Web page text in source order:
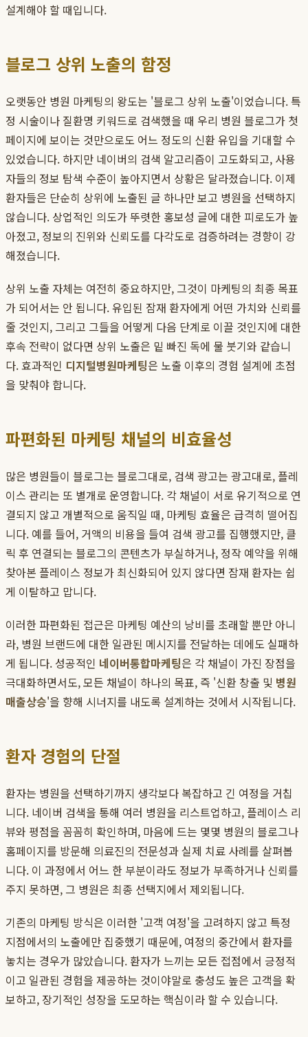
설계해야 할 때입니다.
블로그 상위 노출의 함정
오랫동안 병원 마케팅의 왕도는 '블로그 상위 노출'이었습니다. 특
정 시술이나 질환명 키워드로 검색했을 때 우리 병원 블로그가 첫
페이지에 보이는 것만으로도 어느 정도의 신환 유입을 기대할 수
있었습니다. 하지만 네이버의 검색 알고리즘이 고도화되고, 사용
자들의 정보 탐색 수준이 높아지면서 상황은 달라졌습니다. 이제
환자들은 단순히 상위에 노출된 글 하나만 보고 병원을 선택하지
않습니다. 상업적인 의도가 뚜렷한 홍보성 글에 대한 피로도가 높
아졌고, 정보의 진위와 신뢰도를 다각도로 검증하려는 경향이 강
해졌습니다.
상위 노출 자체는 여전히 중요하지만, 그것이 마케팅의 최종 목표
가 되어서는 안 됩니다. 유입된 잠재 환자에게 어떤 가치와 신뢰를
줄 것인지, 그리고 그들을 어떻게 다음 단계로 이끌 것인지에 대한
후속 전략이 없다면 상위 노출은 밑 빠진 독에 물 붓기와 같습니
다. 효과적인 디지털병원마케팅은 노출 이후의 경험 설계에 초점
을 맞춰야 합니다.
파편화된 마케팅 채널의 비효율성
많은 병원들이 블로그는 블로그대로, 검색 광고는 광고대로, 플레
이스 관리는 또 별개로 운영합니다. 각 채널이 서로 유기적으로 연
결되지 않고 개별적으로 움직일 때, 마케팅 효율은 급격히 떨어집
니다. 예를 들어, 거액의 비용을 들여 검색 광고를 집행했지만, 클
릭 후 연결되는 블로그의 콘텐츠가 부실하거나, 정작 예약을 위해
찾아본 플레이스 정보가 최신화되어 있지 않다면 잠재 환자는 쉽
게 이탈하고 맙니다.
이러한 파편화된 접근은 마케팅 예산의 낭비를 초래할 뿐만 아니
라, 병원 브랜드에 대한 일관된 메시지를 전달하는 데에도 실패하
게 됩니다. 성공적인 네이버통합마케팅은 각 채널이 가진 장점을
극대화하면서도, 모든 채널이 하나의 목표, 즉 '신환 창출 및 병원
매출상승'을 향해 시너지를 내도록 설계하는 것에서 시작됩니다.
환자 경험의 단절
환자는 병원을 선택하기까지 생각보다 복잡하고 긴 여정을 거칩
니다. 네이버 검색을 통해 여러 병원을 리스트업하고, 플레이스 리
뷰와 평점을 꼼꼼히 확인하며, 마음에 드는 몇몇 병원의 블로그나
홈페이지를 방문해 의료진의 전문성과 실제 치료 사례를 살펴봅
니다. 이 과정에서 어느 한 부분이라도 정보가 부족하거나 신뢰를
주지 못하면, 그 병원은 최종 선택지에서 제외됩니다.
기존의 마케팅 방식은 이러한 '고객 여정'을 고려하지 않고 특정
지점에서의 노출에만 집중했기 때문에, 여정의 중간에서 환자를
놓치는 경우가 많았습니다. 환자가 느끼는 모든 접점에서 긍정적
이고 일관된 경험을 제공하는 것이야말로 충성도 높은 고객을 확
보하고, 장기적인 성장을 도모하는 핵심이라 할 수 있습니다.